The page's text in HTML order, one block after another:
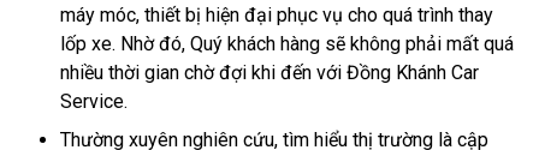
máy móc, thiết bị hiện đại phục vụ cho quá trình thay
lốp xe. Nhờ đó, Quý khách hàng sẽ không phải mất quá
nhiều thời gian chờ đợi khi đến với Đồng Khánh Car
Service.
Thường xuyên nghiên cứu, tìm hiểu thị trường là cập